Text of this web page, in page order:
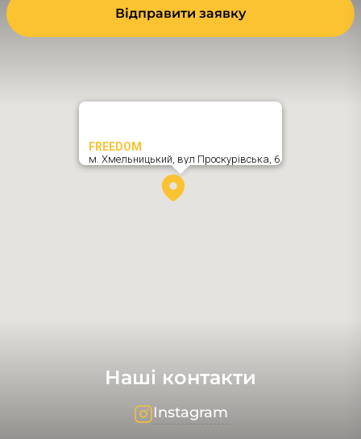
Відправити заявку
Наші контакти
Instagram
FREEDOM
м. Хмельницький, вул Проскурівська, 6,